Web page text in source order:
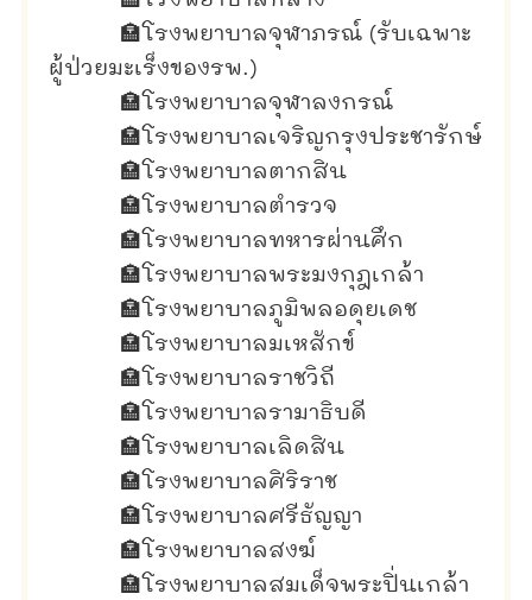
🏣 โรงพยาบาลจุฬาภรณ์ (รับเฉพาะ
ผู้ป่วยมะเร็งของรพ.)
🏣 โรงพยาบาลจุฬาลงกรณ์
🏣 โรงพยาบาลเจริญกรุงประชารักษ์
🏣 โรงพยาบาลตากสิน
🏣 โรงพยาบาลตำรวจ
🏣 โรงพยาบาลทหารผ่านศึก
🏣 โรงพยาบาลพระมงกุฎเกล้า
🏣 โรงพยาบาลภูมิพลอดุยเดช
🏣 โรงพยาบาลมเหสักข์
🏣 โรงพยาบาลราชวิถี
🏣 โรงพยาบาลรามาธิบดี
🏣 โรงพยาบาลเลิดสิน
🏣 โรงพยาบาลศิริราช
🏣 โรงพยาบาลศรีธัญญา
🏣 โรงพยาบาลสงฆ์
🏣 โรงพยาบาลสมเด็จพระปิ่นเกล้า